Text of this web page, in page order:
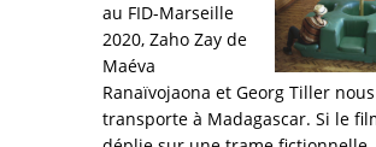
au FID-Marseille
2020, Zaho Zay de
Maéva
Ranaïvojaona et Georg Tiller nous
transporte à Madagascar. Si le